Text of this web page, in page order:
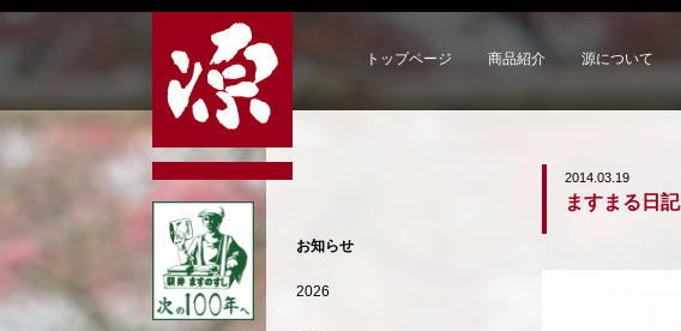
トップページ 商品紹介 源について
2014.03.19
ますまる日記
お知らせ
2026